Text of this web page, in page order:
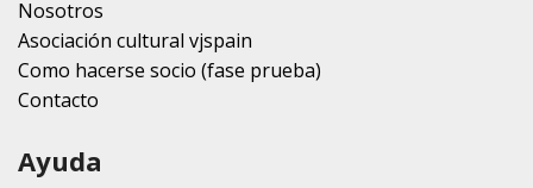
Nosotros
Asociación cultural vjspain
Como hacerse socio (fase prueba)
Contacto
Ayuda